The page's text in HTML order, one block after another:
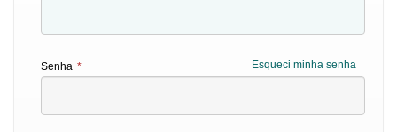
Esqueci minha senha
Senha *